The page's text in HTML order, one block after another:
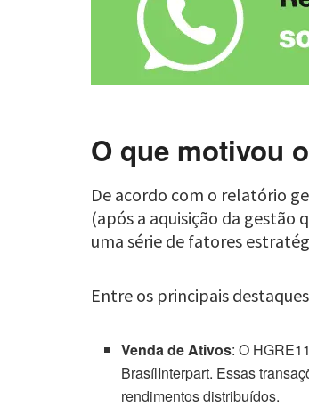
O que motivou
De acordo com o relatório
(após a aquisição da gestão
uma série de fatores
Entre os principais
Venda de Ativos: O
BrasílInterpart. Essas
rendimentos distribuídos.